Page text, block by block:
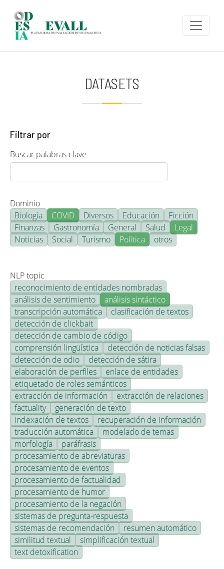
DATASETS
Filtrar por
Buscar palabras clave
Dominio
Biología
COVID Diversos Educación
Ficción
Finanzas
Gastronomía General Salud
Legal
Noticias
Social Turismo Política otros
NLP topic
reconocimiento de entidades nombradas
análisis de sentimiento
análisis sintáctico
transcripción automática
clasificación de textos
detección de clickbait
detección de cambio de código
comprensión lingüística
detección de noticias falsas
detección de odio
detección de sátira
elaboración de perfiles
enlace de entidades
etiquetado de roles semánticos
extracción de información
extracción de relaciones
factuality
generación de texto
indexación de textos
recuperación de información
traducción automática
modelado de temas
morfología
paráfrasis
procesamiento de abreviaturas
procesamiento de eventos
procesamiento de factualidad
procesamiento de humor
procesamiento de la negación
sistemas de pregunta-respuesta
sistemas de recomendación
resumen automático
similitud textual
simplificación textual
text detoxification